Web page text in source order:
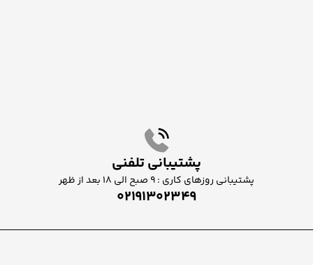
پشتیبانی تلفنی
پشتیبانی روزهای کاری : ۹ صبح الی ۱۸ بعد از ظهر
02191302349